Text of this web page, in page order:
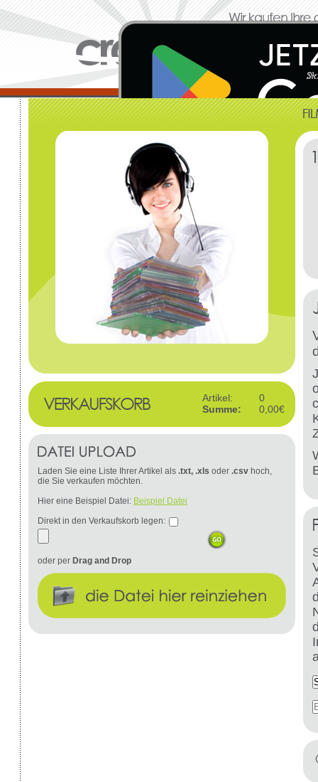
Artikel:
0
Summe:
0,00€
Laden Sie eine Liste Ihrer Artikel als .txt, .xls oder .csv hoch,
die Sie verkaufen möchten.
Hier eine Beispiel Datei: Beispiel Datei
Direkt in den Verkaufskorb legen:
oder per Drag and Drop